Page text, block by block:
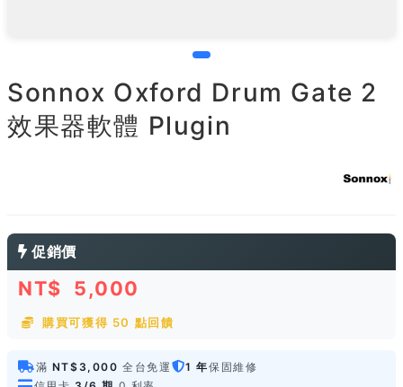
Sonnox Oxford Drum Gate 2
效果器軟體 Plugin
促銷價
NT$ 5,000
購買可獲得 50 點回饋
滿 NT$3,000 全台免運 1 年保固維修